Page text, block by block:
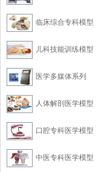
临床综合专科模型
儿科技能训练模型
医学多媒体系列
人体解剖医学模型
口腔专科医学模型
中医专科医学模型